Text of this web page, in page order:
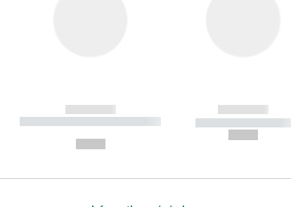
------------
----------- ----------- ----------
------------
----------- -----------